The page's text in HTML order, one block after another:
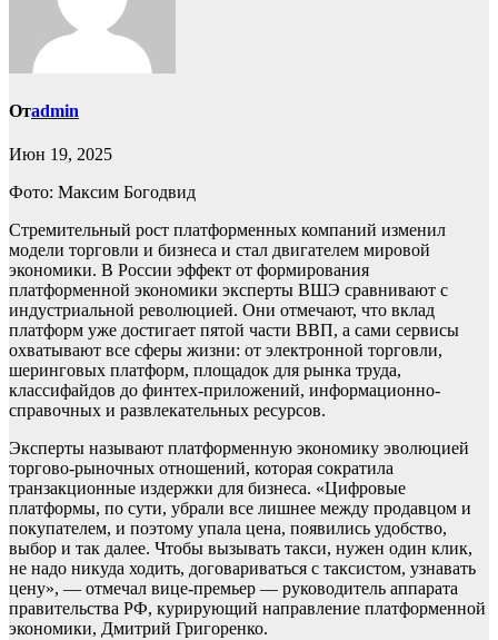
Отadmin
Июн 19, 2025
Фото: Максим Богодвид
Стремительный рост платформенных компаний изменил
модели торговли и бизнеса и стал двигателем мировой
экономики. В России эффект от формирования
платформенной экономики эксперты ВШЭ сравнивают с
индустриальной революцией. Они отмечают, что вклад
платформ уже достигает пятой части ВВП, а сами сервисы
охватывают все сферы жизни: от электронной торговли,
шеринговых платформ, площадок для рынка труда,
классифайдов до финтех-приложений, информационно-
справочных и развлекательных ресурсов.
Эксперты называют платформенную экономику эволюцией
торгово-рыночных отношений, которая сократила
транзакционные издержки для бизнеса. «Цифровые
платформы, по сути, убрали все лишнее между продавцом и
покупателем, и поэтому упала цена, появились удобство,
выбор и так далее. Чтобы вызывать такси, нужен один клик,
не надо никуда ходить, договариваться с таксистом, узнавать
цену», — отмечал вице-премьер — руководитель аппарата
правительства РФ, курирующий направление платформенной
экономики, Дмитрий Григоренко.